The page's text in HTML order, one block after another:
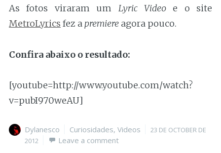
As fotos viraram um Lyric Videoe o site
MetroLyrics fez a premiere agora pouco.
Confira abaixo o resultado:
[youtube=http://www.youtube.com/watch?
v=pubI970weAU]
Author
Dylanesco Categories
Curiosidades, Videos
Posted
23 DE OCTOBER DE
2012
Leave a comment